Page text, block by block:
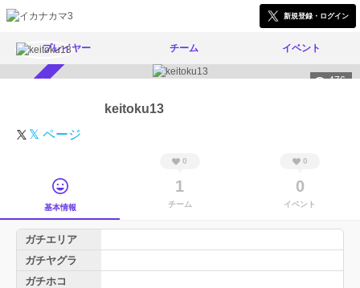
新規登録・ログイン
プレイヤー チーム イベント
476
keitoku13
𝕏 ページ
基本情報
0
1
チーム
0
0
イベント
ガチエリア
ガチヤグラ
ガチホコ